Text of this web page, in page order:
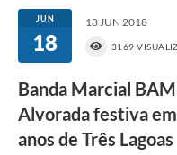
Notícias
Legislação
Renuncia de Receita
Galeria de Fotos
JUN
18
18 JUN 2018
3169
Banda Marcial
Alvorada festiva
anos de Três Lagoas